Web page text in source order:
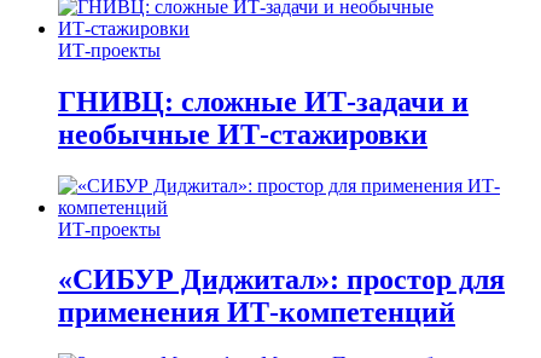
ИТ-проекты
ГНИВЦ: сложные ИТ‑задачи и
необычные ИТ‑стажировки
ИТ-проекты
«СИБУР Диджитал»: простор для
применения ИТ-компетенций